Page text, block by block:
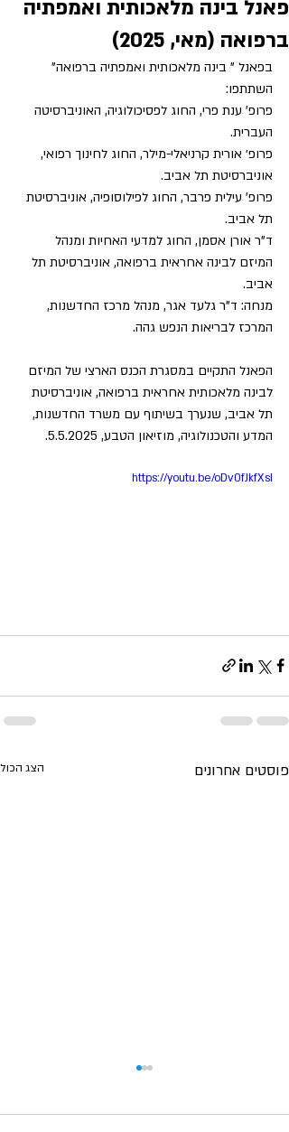
פאנל בינה מלאכותית ואמפתיה
ברפואה (מאי, 2025)
בפאנל " בינה מלאכותית ואמפתיה ברפואה"
השתתפו:
פרופ' ענת פרי, החוג לפסיכולוגיה, האוניברסיטה
העברית.
פרופ׳ אורית קרניאלי-מילר, החוג לחינוך רפואי,
אוניברסיטת תל אביב.
פרופ' עילית פרבר, החוג לפילוסופיה, אוניברסיטת
תל אביב.
ד"ר אורן אסמן, החוג למדעי האחיות ומנהל
המיזם לבינה אחראית ברפואה, אוניברסיטת תל
אביב.
מנחה: ד"ר גלעד אגר, מנהל מרכז החדשנות,
המרכז לבריאות הנפש גהה.
הפאנל התקיים במסגרת הכנס הארצי של המיזם
לבינה מלאכותית אחראית ברפואה, אוניברסיטת
תל אביב, שנערך בשיתוף עם משרד החדשנות,
המדע והטכנולוגיה, מוזיאון הטבע, 5.5.2025.
https://youtu.be/oDv0fJkfXsI
פוסטים אחרונים הצג הכול